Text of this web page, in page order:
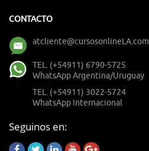
CONTACTO
atcliente@cursosonlineLA.com
TEL. (+54911) 6790-5725
WhatsApp Argentina/Uruguay
TEL. (+54911) 3022-5724
WhatsApp Internacional
Seguinos en: